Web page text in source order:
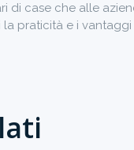
di case che alle
praticità e i